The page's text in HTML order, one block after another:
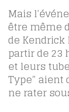
Mais
être même
de
partir de 23
et leurs
Type” aient
ne rater